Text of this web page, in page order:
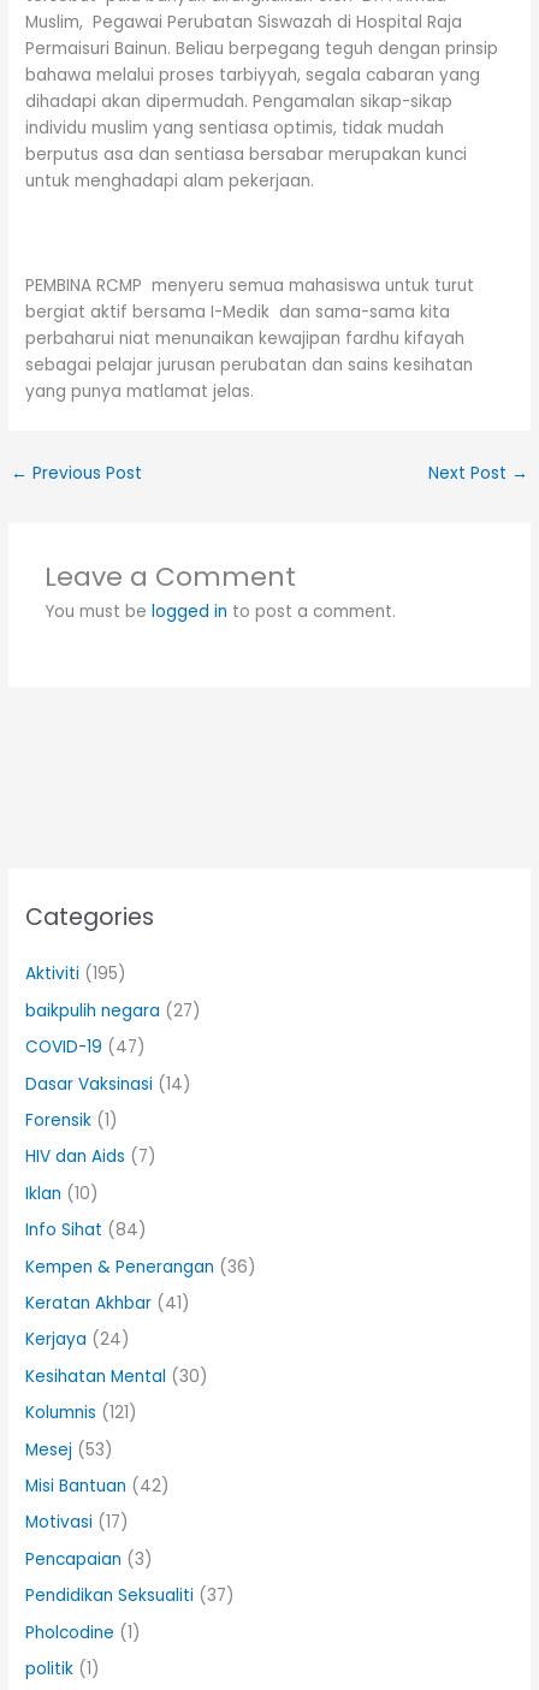
Muslim, Pegawai Perubatan Siswazah di Hospital Raja
Permaisuri Bainun. Beliau berpegang teguh dengan prinsip
bahawa melalui proses tarbiyyah, segala cabaran yang
dihadapi akan dipermudah. Pengamalan sikap-sikap
individu muslim yang sentiasa optimis, tidak mudah
berputus asa dan sentiasa bersabar merupakan kunci
untuk menghadapi alam pekerjaan.
PEMBINA RCMP menyeru semua mahasiswa untuk turut
bergiat aktif bersama I-Medik dan sama-sama kita
perbaharui niat menunaikan kewajipan fardhu kifayah
sebagai pelajar jurusan perubatan dan sains kesihatan
yang punya matlamat jelas.
← Previous Post Next Post →
Leave a Comment
You must be logged in to post a comment.
Categories
Aktiviti (195)
baikpulih negara (27)
COVID-19 (47)
Dasar Vaksinasi (14)
Forensik (1)
HIV dan Aids (7)
Iklan (10)
Info Sihat (84)
Kempen & Penerangan (36)
Keratan Akhbar (41)
Kerjaya (24)
Kesihatan Mental (30)
Kolumnis (121)
Mesej (53)
Misi Bantuan (42)
Motivasi (17)
Pencapaian (3)
Pendidikan Seksualiti (37)
Pholcodine (1)
politik (1)